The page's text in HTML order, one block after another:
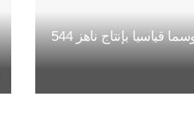
شمندر دكالة يسجل موسما قياسيا بإنتاج ناهز 544